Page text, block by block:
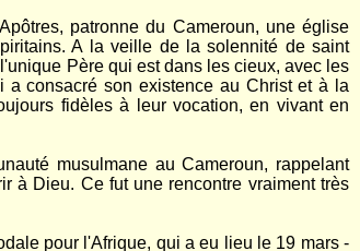
patronne du Cameroun, une église
A la veille de la solennité de saint
Père qui est dans les cieux, avec les
a consacré son existence au Christ et à la
fidèles à leur vocation, en vivant en
musulmane au Cameroun, rappelant
à Dieu. Ce fut une rencontre vraiment très
pour l'Afrique, qui a eu lieu le 19 mars -